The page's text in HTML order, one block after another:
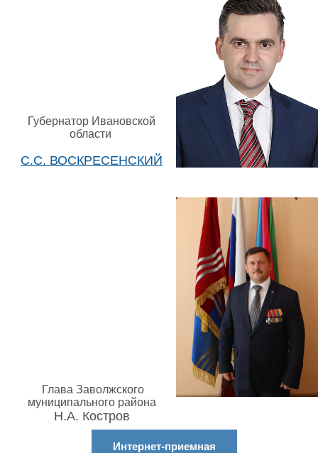
Губернатор Ивановской
области
С.С. ВОСКРЕСЕНСКИЙ
Глава Заволжского
муниципального района
Н.А. Костров
Интернет-приемная